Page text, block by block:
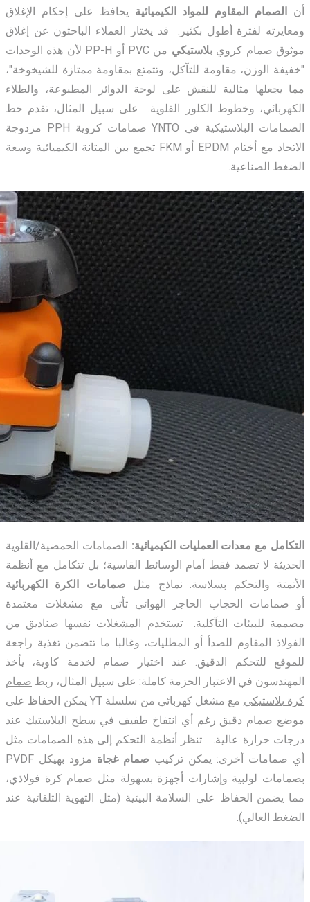
أن
الصمام المقاوم للمواد الكيميائية يحافظ على إحكام الإغلاق
ومعايرته لفترة أطول بكثير. قد يختار العملاء الباحثون عن إغلاق
موثوق صمام كرويبلاستيكي من PVC أو PP-H
لأن هذه الوحدات
"خفيفة الوزن، مقاومة للتآكل، وتتمتع بمقاومة ممتازة للشيخوخة"،
مما يجعلها مثالية للنقش على لوحة الدوائر المطبوعة، والطلاء
الكهربائي، وخطوط الكلور القلوية. على سبيل المثال، تقدم خط
الصمامات البلاستيكية في YNTO صمامات كروية PPH مزدوجة
الاتحاد
مع أختام EPDM أو FKM تجمع بين المتانة الكيميائية وسعة
الضغط الصناعية.
التكامل مع معدات العمليات الكيميائية: الصمامات الحمضية/القلوية
الحديثة لا تصمد فقط أمام الوسائط القاسية؛ بل تتكامل مع أنظمة
الأتمتة والتحكم بسلاسة. نماذج مثل صمامات الكرة الكهربائية
أو صمامات الحجاب الحاجز الهوائي تأتي مع مشغلات معتمدة
مصممة للبيئات التآكلية. تستخدم المشغلات نفسها صناديق من
الفولاذ المقاوم للصدأ أو المطليات، وغالبا ما تتضمن تغذية راجعة
للموقع للتحكم الدقيق. عند اختيار صمام لخدمة كاوية، يأخذ
المهندسون في الاعتبار الحزمة كاملة: على سبيل المثال، ربط صمام
كرة بلاستيكي
مع مشغل كهربائي من سلسلة YT يمكن الحفاظ على
موضع صمام دقيق رغم أي انتفاخ طفيف في سطح البلاستيك عند
درجات حرارة عالية.
تنظر أنظمة التحكم إلى هذه الصمامات مثل
أي صمامات أخرى: يمكن تركيب صمام غجاة مزود بهيكلPVDF
بصمامات لولبية وإشارات أجهزة بسهولة مثل صمام كرة فولاذي،
مما يضمن الحفاظ على السلامة البيئية (مثل التهوية التلقائية عند
الضغط العالي).